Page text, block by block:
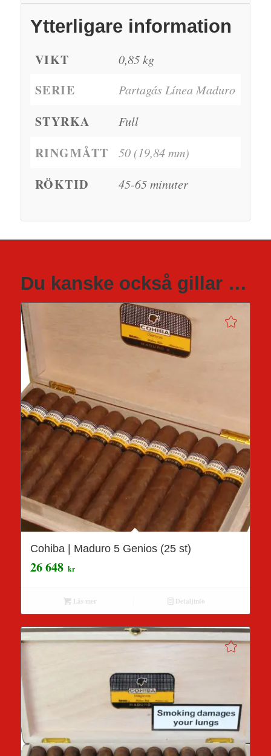
Ytterligare information
VIKT 0,85 kg
SERIE Partagás Línea Maduro
STYRKA Full
RINGMÅTT 50 (19,84 mm)
RÖKTID 45-65 minuter
Du kanske också gillar …
Cohiba | Maduro 5 Genios (25 st)
26 648 kr
Läs mer Detaljinfo